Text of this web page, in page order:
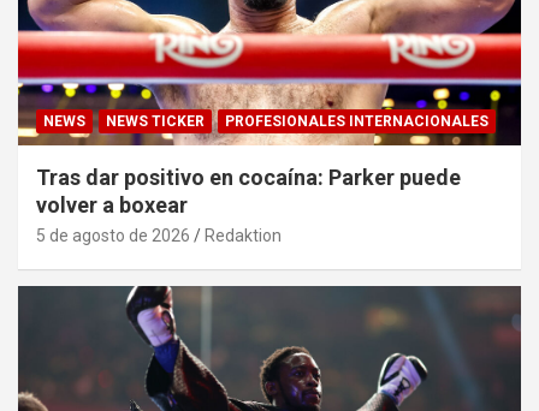
NEWS NEWS TICKER PROFESIONALES INTERNACIONALES
Tras dar positivo en cocaína: Parker puede
volver a boxear
5 de agosto de 2026 Redaktion